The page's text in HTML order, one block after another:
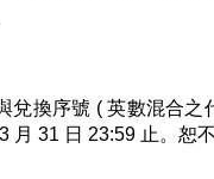
兌換序號 ( 英數混合之
月 31 日 23:59 止。恕